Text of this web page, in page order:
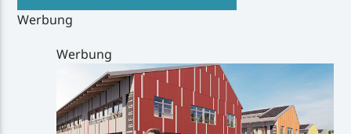
Werbung
Werbung